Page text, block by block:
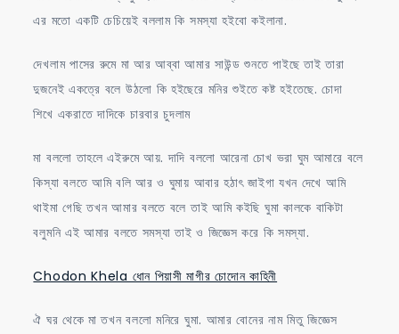
এর মতো একটি চেচিয়েই বললাম কি সমস্যা হইবো কইলানা.
দেখলাম পাসের রুমে মা আর আব্বা আমার সাউন্ড শুনতে পাইছে তাই তারা
দুজনেই একত্রে বলে উঠলো কি হইছেরে মনির শুইতে কষ্ট হইতেছে. চোদা
শিখে একরাতে দাদিকে চারবার চুদলাম
মা বললো তাহলে এইরুমে আয়. দাদি বললো আরেনা চোখ ভরা ঘুম আমারে বলে
কিস্যা বলতে আমি বলি আর ও ঘুমায় আবার হঠাৎ জাইগা যখন দেখে আমি
থাইমা গেছি তখন আমার বলতে বলে তাই আমি কইছি ঘুমা কালকে বাকিটা
বলুমনি এই আমার বলতে সমস্যা তাই ও জিজ্ঞেস করে কি সমস্যা.
Chodon Khela ধোন পিয়াসী মাগীর চোদোন কাহিনী
ঐ ঘর থেকে মা তখন বললো মনিরে ঘুমা. আমার বোনের নাম মিতু জিজ্ঞেস